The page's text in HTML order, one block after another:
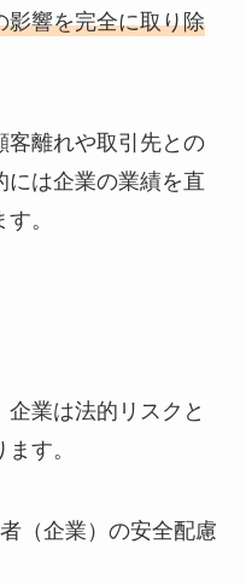
影響を完全に取り除
客離れや取引先との
には企業の業績を直
。
業は法的リスクと
す。
（企業）の安全配慮